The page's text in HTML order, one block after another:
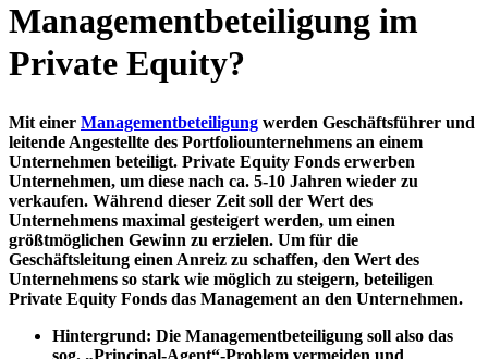
Managementbeteiligung im
Private Equity?
Mit einer Managementbeteiligung werden Geschäftsführer und
leitende Angestellte des Portfoliounternehmens an einem
Unternehmen beteiligt. Private Equity Fonds erwerben
Unternehmen, um diese nach ca. 5-10 Jahren wieder zu
verkaufen. Während dieser Zeit soll der Wert des
Unternehmens maximal gesteigert werden, um einen
größtmöglichen Gewinn zu erzielen. Um für die
Geschäftsleitung einen Anreiz zu schaffen, den Wert des
Unternehmens so stark wie möglich zu steigern, beteiligen
Private Equity Fonds das Management an den Unternehmen.
Hintergrund: Die Managementbeteiligung soll also das
sog. „Principal-Agent“-Problem vermeiden und